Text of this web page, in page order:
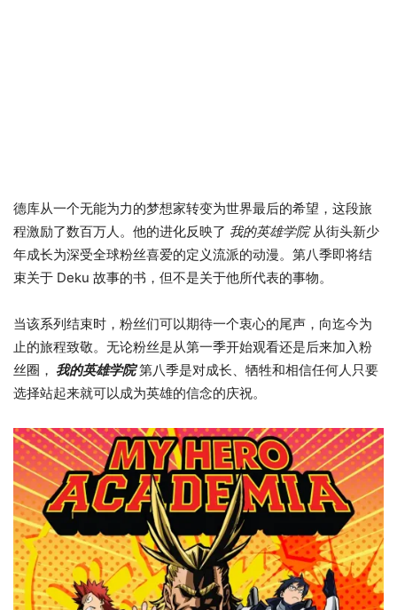
德库从一个无能为力的梦想家转变为世界最后的希望，这段旅
程激励了数百万人。他的进化反映了 我的英雄学院从街头新少
年成长为深受全球粉丝喜爱的定义流派的动漫。第八季即将结
束关于 Deku 故事的书，但不是关于他所代表的事物。
当该系列结束时，粉丝们可以期待一个衷心的尾声，向迄今为
止的旅程致敬。无论粉丝是从第一季开始观看还是后来加入粉
丝圈， 我的英雄学院第八季是对成长、牺牲和相信任何人只要
选择站起来就可以成为英雄的信念的庆祝。